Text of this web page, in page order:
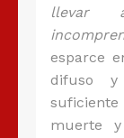
llevar
esparce
difuso
muerte